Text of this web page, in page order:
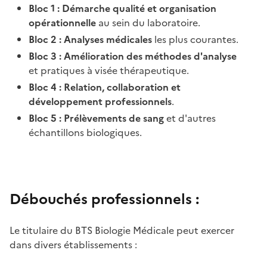
Bloc 1 : Démarche qualité et organisation
opérationnelle au sein du laboratoire.
Bloc 2 : Analyses médicales les plus courantes.
Bloc 3 : Amélioration des méthodes d'analyse
et pratiques à visée thérapeutique.
Bloc 4 : Relation, collaboration et
développement professionnels.
Bloc 5 : Prélèvements de sanget d'autres
échantillons biologiques.
Débouchés professionnels :
Le titulaire du BTS Biologie Médicale peut exercer
dans divers établissements :